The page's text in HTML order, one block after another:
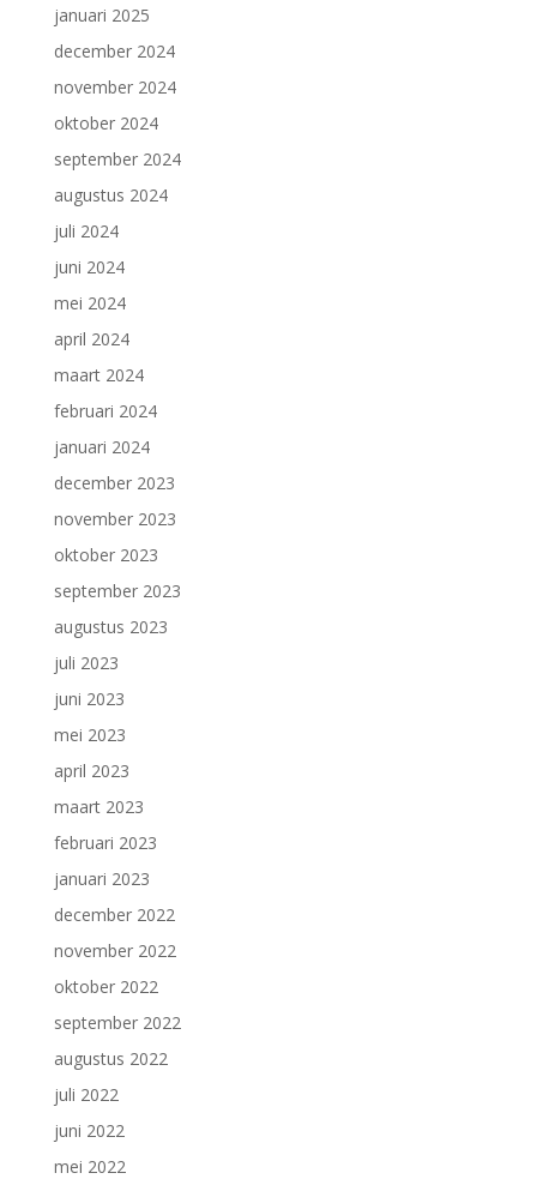
januari 2025
december 2024
november 2024
oktober 2024
september 2024
augustus 2024
juli 2024
juni 2024
mei 2024
april 2024
maart 2024
februari 2024
januari 2024
december 2023
november 2023
oktober 2023
september 2023
augustus 2023
juli 2023
juni 2023
mei 2023
april 2023
maart 2023
februari 2023
januari 2023
december 2022
november 2022
oktober 2022
september 2022
augustus 2022
juli 2022
juni 2022
mei 2022